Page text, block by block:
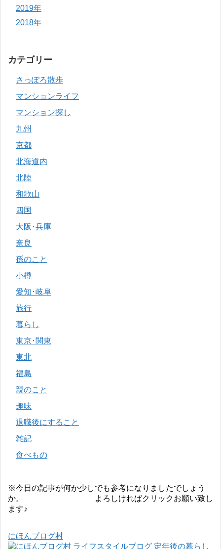
2019年
2018年
カテゴリー
さっぽろ散歩
マンションライフ
マンション探し
九州
京都
北海道内
北陸
和歌山
四国
大阪･兵庫
奈良
孫のこと
小樽
愛知･岐阜
旅行
暮らし
東京･関東
東北
福島
親のこと
趣味
退職後にすること
雑記
食べもの
※今日の記事が何か少しでも参考になりましたでしょう
か。 よろしければクリックお願い致し
ます♪
にほんブログ村